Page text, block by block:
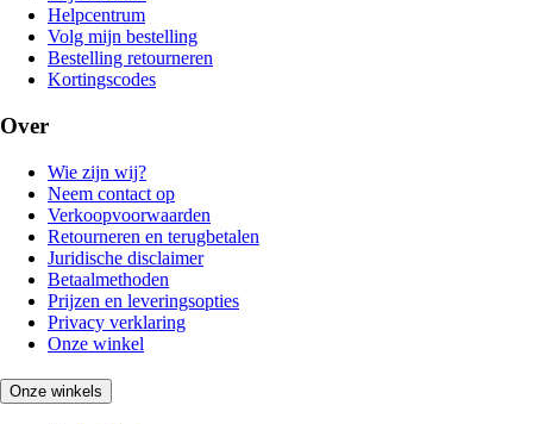
Helpcentrum
Volg mijn bestelling
Bestelling retourneren
Kortingscodes
Over
Wie zijn wij?
Neem contact op
Verkoopvoorwaarden
Retourneren en terugbetalen
Juridische disclaimer
Betaalmethoden
Prijzen en leveringsopties
Privacy verklaring
Onze winkel
Onze winkels